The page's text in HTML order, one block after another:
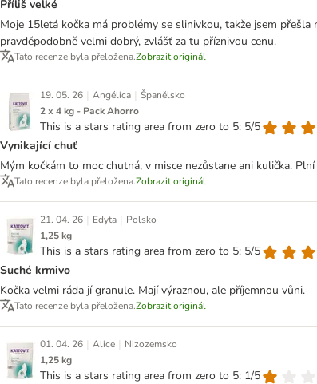
Příliš velké
Moje 15letá kočka má problémy se slinivkou, takže jsem
pravděpodobně velmi dobrý, zvlášť za tu příznivou cenu.
Tato recenze byla přeložena.Zobrazit originál
19. 05. 26 | Angélica | Španělsko
2 x 4 kg - Pack Ahorro
This is a stars rating area from zero to 5: 5/5
Vynikající chuť
Mým kočkám to moc chutná, v misce nezůstane ani kulička.
Tato recenze byla přeložena.Zobrazit originál
21. 04. 26 | Edyta | Polsko
1,25 kg
This is a stars rating area from zero to 5: 5/5
Suché krmivo
Kočka velmi ráda jí granule. Mají výraznou, ale příjemnou vůni.
Tato recenze byla přeložena.Zobrazit originál
01. 04. 26 | Alice | Nizozemsko
1,25 kg
This is a stars rating area from zero to 5: 1/5